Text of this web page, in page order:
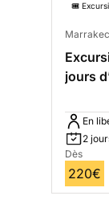
🎟️
jours
En
2
Dès
220€